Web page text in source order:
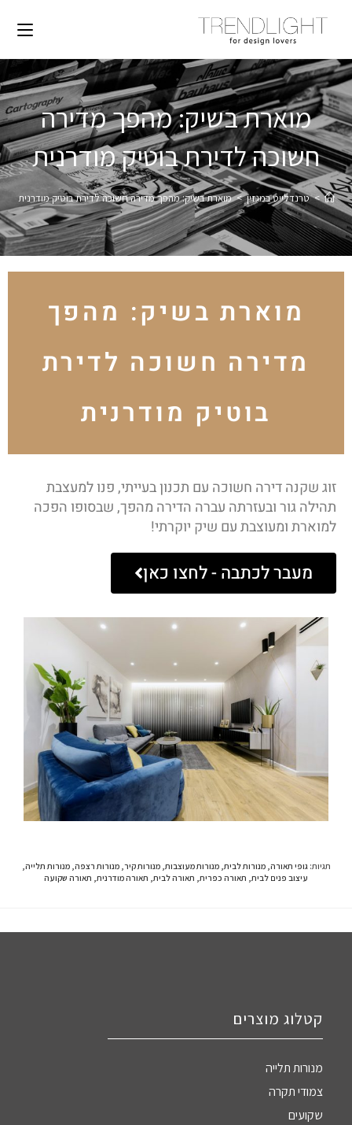
מוארת בשיק: מהפך מדירה
חשוכה לדירת בוטיק מודרנית
> טרנדלייט במגזין > מוארת בשיק: מהפך מדירה חשוכה לדירת בוטיק מודרנית
מוארת בשיק: מהפך
מדירה חשוכה לדירת
בוטיק מודרנית
זוג שקנה דירה חשוכה עם תכנון בעייתי, פנו למעצבת
תהילה גור ובעזרתה עברה הדירה מהפך, שבסופו הפכה
למוארת ומעוצבת עם שיק יוקרתי!
מעבר לכתבה - לחצו כאן
תגיות:גופי תאורה, מנורות לבית, מנורות מעוצבות, מנורות קיר, מנורות רצפה, מנורות תלייה,
עיצוב פנים לבית, תאורה כפרית, תאורה לבית, תאורה מודרנית, תאורה שקועה
קטלוג מוצרים
מנורות תלייה
צמודי תקרה
שקועים